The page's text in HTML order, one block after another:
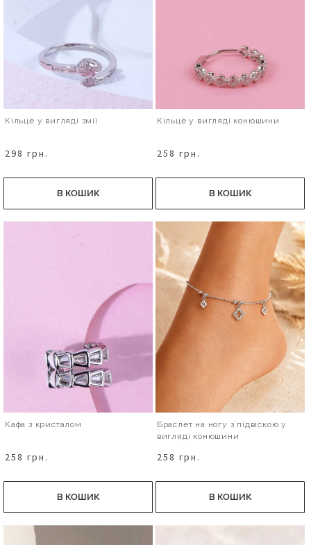
Кільце у вигляді змії
298 грн.
В КОШИК
Кільце у вигляді конюшини
258 грн.
В КОШИК
Кафа з кристалом
258 грн.
В КОШИК
Браслет на ногу з підвіскою у
вигляді конюшини
258 грн.
В КОШИК